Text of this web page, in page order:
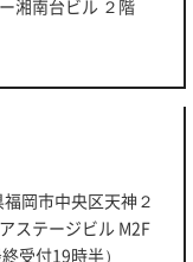
湘南台ビル ２階
岡市中央区天神２
ステージビル M2F
受付19時半）